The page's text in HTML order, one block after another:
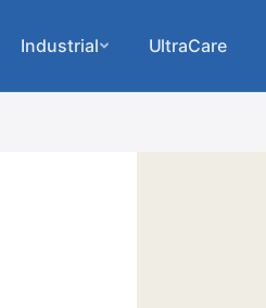
Industrial UltraCare